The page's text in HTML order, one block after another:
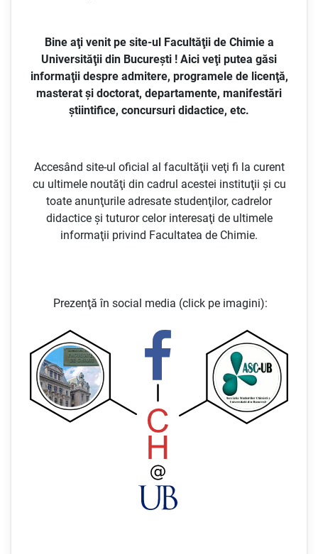
Bine aţi venit pe site-ul Facultăţii de Chimie a
Universităţii din Bucureşti ! Aici veţi putea găsi
informaţii despre admitere, programele de licenţă,
masterat şi doctorat, departamente, manifestări
ştiintifice, concursuri didactice, etc.
Accesând site-ul oficial al facultăţii veţi fi la curent
cu ultimele noutăţi din cadrul acestei instituţii şi cu
toate anunţurile adresate studenţilor, cadrelor
didactice şi tuturor celor interesaţi de ultimele
informaţii privind Facultatea de Chimie.
Prezenţă în social media (click pe imagini):